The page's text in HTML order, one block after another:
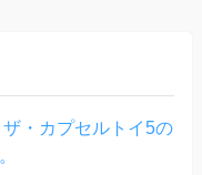
・カプセルトイ5の